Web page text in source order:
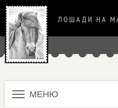
ЛОШАДИ НА
МЕНЮ